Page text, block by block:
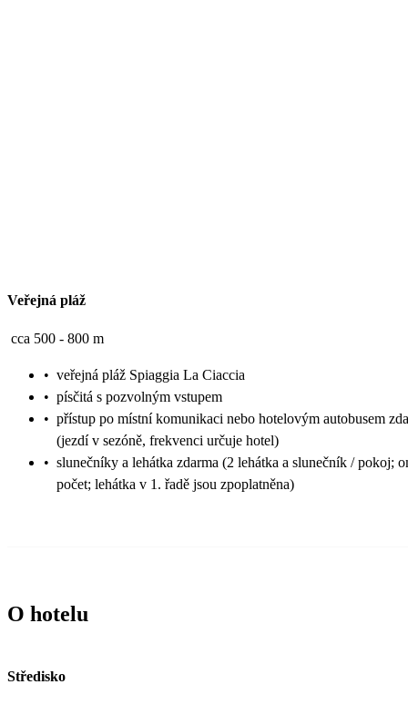
Veřejná pláž
cca 500 - 800 m
• veřejná pláž Spiaggia La Ciaccia
• písčitá s pozvolným vstupem
• přístup po místní komunikaci nebo hotelovým autobusem
(jezdí v sezóně, frekvenci určuje hotel)
• slunečníky a lehátka zdarma (2 lehátka a slunečník / pokoj;
počet; lehátka v 1. řadě jsou zpoplatněna)
O hotelu
Středisko